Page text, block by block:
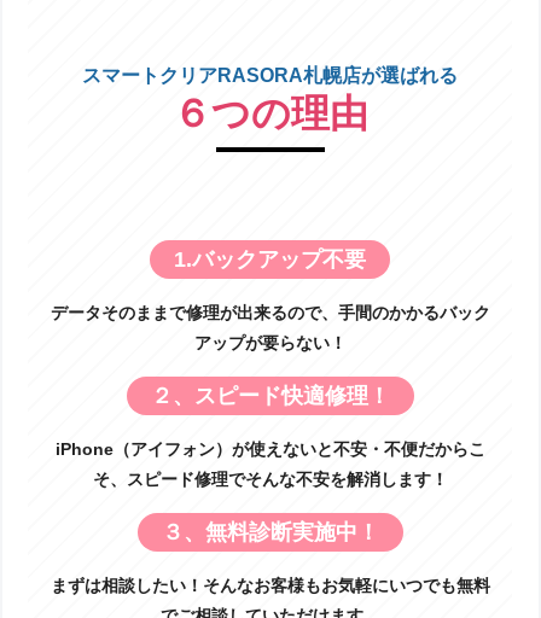
スマートクリアRASORA札幌店が選ばれる
６つの理由
1.バックアップ不要
データそのままで修理が出来るので、手間のかかるバック
アップが要らない！
２、スピード快適修理！
iPhone（アイフォン）が使えないと不安・不便だからこ
そ、スピード修理でそんな不安を解消します！
３、無料診断実施中！
まずは相談したい！そんなお客様もお気軽にいつでも無料